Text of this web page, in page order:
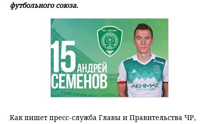
футбольного союза.
Как пишет пресс-служба Главы и Правительства ЧР,